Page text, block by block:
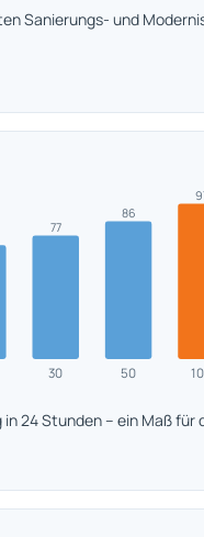
Sanierungs- und
30
77
50
86
in 24 Stunden – ein Maß